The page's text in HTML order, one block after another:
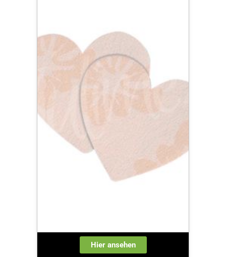
Hier ansehen